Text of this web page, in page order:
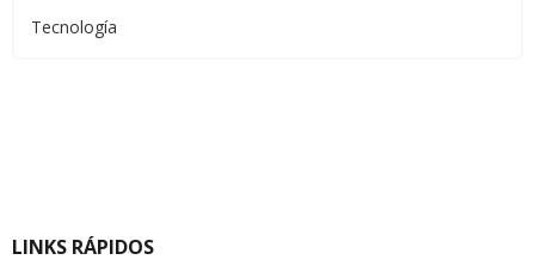
Tecnología
LINKS RÁPIDOS